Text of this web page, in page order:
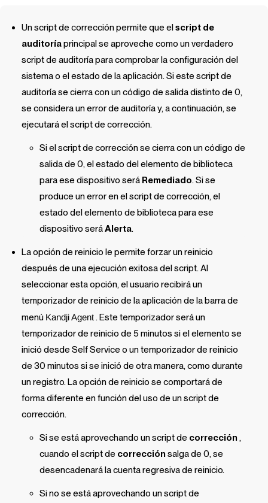
Un script de corrección permite que elscript de
auditoríaprincipal se aproveche como un verdadero
script de auditoría para comprobar la configuración del
sistema o el estado de la aplicación. Si este script de
auditoría se cierra con un código de salida distinto de 0,
se considera un error de auditoría y, a continuación, se
ejecutará el script de corrección.
Si el script de corrección se cierra con un código de
salida de 0, el estado del elemento de biblioteca
para ese dispositivo será Remediado. Si se
produce un error en el script de corrección, el
estado del elemento de biblioteca para ese
dispositivo seráAlerta.
La opción de reinicio le permite forzar un reinicio
después de una ejecución exitosa del script. Al
seleccionar esta opción, el usuario recibirá un
temporizador de reinicio de la aplicación de la barra de
menú Kandji Agent. Este temporizador será un
temporizador de reinicio de 5 minutos si el elemento se
inició desde Self Service o un temporizador de reinicio
de 30 minutos si se inició de otra manera, como durante
un registro. La opción de reinicio se comportará de
forma diferente en función del uso de un script de
corrección.
Si se está aprovechando un script de corrección,
cuando el script de correcciónsalga de 0, se
desencadenará la cuenta regresiva de reinicio.
Sino se estáaprovechando un script de